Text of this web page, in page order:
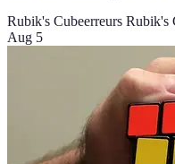
Rubik's Cubeerreurs Rubik's
Aug 5